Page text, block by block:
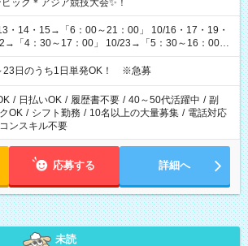
ック＊アジア競技大会✨！
・14・15→「6：00～21：00」 10/16・17・19・
「4：30～17：00」 10/23→「5：30～16：00」
16・17・19～21→「17：00～26：00」
00～24：30」 10/23→「16：00～23：00」 ＊
、などもOKです！
23日のうち1日単発OK！ ※急募
/ 日払いOK / 履歴書不要 / 40～50代活躍中 / 副
OK / シフト勤務 / 10名以上の大量募集 / 電話対応
ンスキル不要
応募する 詳細へ
未読